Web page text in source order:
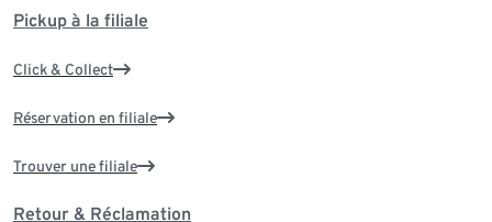
Pickup à la filiale
Click & Collect
Réservation en filiale
Trouver une filiale
Retour & Réclamation